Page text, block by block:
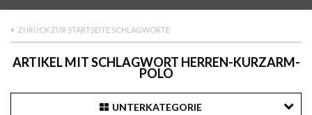
ZURÜCK ZUR STARTSEITE SCHLAGWORTE
ARTIKEL MIT SCHLAGWORT HERREN-KURZARM-
POLO
UNTERKATEGORIE